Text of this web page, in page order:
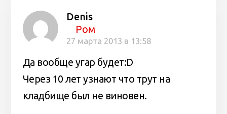
Denis
Ром
27 марта 2013 в 13:58
Да вообще угар будет:D
Через 10 лет узнают что трут на
кладбище был не виновен.